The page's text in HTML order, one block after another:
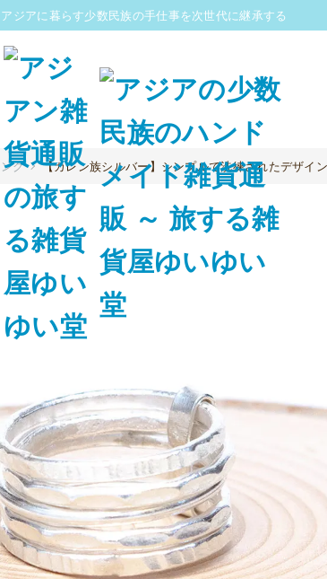
アジアに暮らす少数民族の手仕事を次世代に継承する
ング 【カレン族シルバー】シンプルで洗練されたデザイ